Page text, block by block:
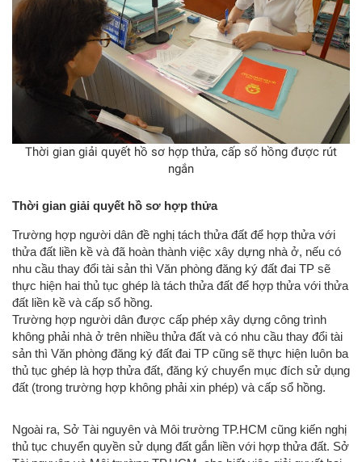
Thời gian giải quyết hồ sơ hợp thửa, cấp sổ hồng được rút
ngắn
Thời gian giải quyết hồ sơ hợp thửa
Trường hợp người dân đề nghị tách thửa đất để hợp thửa với
thửa đất liền kề và đã hoàn thành việc xây dựng nhà ở, nếu có
nhu cầu thay đổi tài sản thì Văn phòng đăng ký đất đai TP sẽ
thực hiện hai thủ tục ghép là tách thửa đất để hợp thửa với thửa
đất liền kề và cấp sổ hồng.
Trường hợp người dân được cấp phép xây dựng công trình
không phải nhà ở trên nhiều thửa đất và có nhu cầu thay đổi tài
sản thì Văn phòng đăng ký đất đai TP cũng sẽ thực hiện luôn ba
thủ tục ghép là hợp thửa đất, đăng ký chuyển mục đích sử dụng
đất (trong trường hợp không phải xin phép) và cấp sổ hồng.
Ngoài ra, Sở Tài nguyên và Môi trường TP.HCM cũng kiến nghị
thủ tục chuyển quyền sử dụng đất gắn liền với hợp thửa đất. Sở